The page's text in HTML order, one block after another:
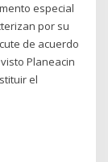
especial
por su
de acuerdo
Planeacin
el